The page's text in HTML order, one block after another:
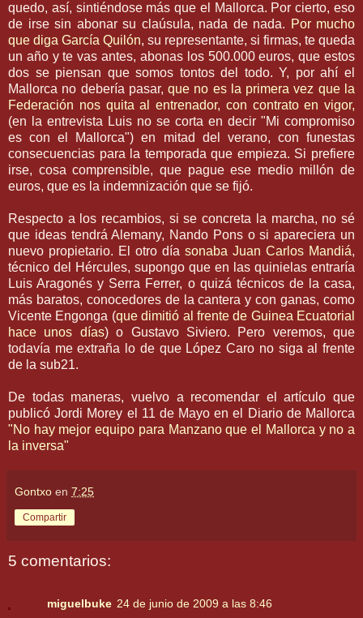
quedo, así, sintiéndose más que el
Mallorca. Por cierto, eso
de irse sin abonar su claúsula, nada de nada. Por mucho
que diga García Quilón, su representante, si firmas, te queda
un año y te vas antes, abonas los 500.000 euros, que estos
dos se piensan que somos tontos del todo. Y, por ahí el
Mallorca no debería pasar,que no es la primera vez que la
Federación nos quita al entrenador, con contrato en vigor,
(en la entrevista Luis no se corta en decir "Mi compromiso
es con el Mallorca") en mitad del verano, con funestas
consecuencias para la temporada que empieza. Si prefiere
irse, cosa comprensible, que pague ese medio millón de
euros, que es la indemnización que se fijó.
Respecto a los recambios, si se concreta la marcha, no sé
que ideas tendráAlemany, Nando Ponso si apareciera un
nuevo propietario. El otro día sonaba Juan Carlos Mandiá,
técnico del Hércules, supongo que en las quinielas entraría
Luis Aragonés y Serra Ferrer, o quizá técnicos de la casa,
más baratos, conocedores de la cantera y con ganas, como
Vicente Engonga (que dimitió al frente de Guinea Ecuatorial
hace unos días) o Gustavo Siviero. Pero veremos, que
todavía me extraña lo de que López Caro no siga al frente
de la sub21.
De todas maneras, vuelvo a recomendar el artículo que
publicóJordi Morey el 11 de Mayo en el Diario de Mallorca
"No hay mejor equipo para Manzano que el
Mallorcay no a
la inversa"
Gontxo en 7:25
Compartir
5 comentarios:
miguelbuke 24 de junio de 2009 a las 8:46